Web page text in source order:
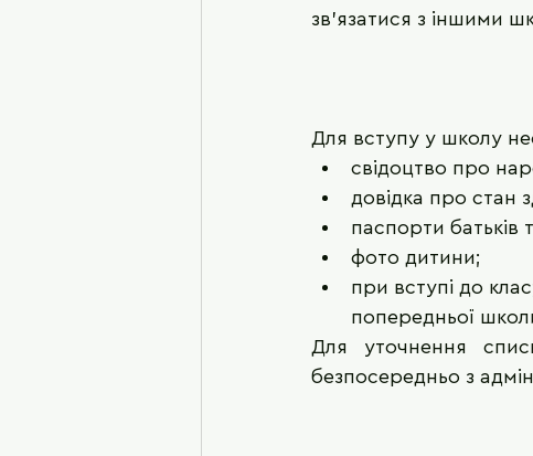
зв’язатися з іншими
Для вступу у школу
свідоцтво про
довідка про стан
паспорти батьків
фото дитини;
при вступі до
попередньої
Для уточнення
безпосередньо з